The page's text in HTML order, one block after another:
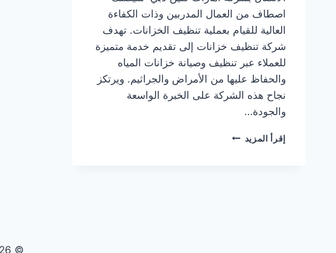
اصطاف من العمال المدربين وذات الكفاءة
العالية للقيام بعملية تنظيف الخزانات. تهدف
شركة تنظيف خزانات إلى تقديم خدمة متميزة
للعملاء عبر تنظيف وصيانة خزانات المياه
والحفاظ عليها من الأمراض والجراثيم. ويرتكز
نجاح هذه الشركة على الخبرة الواسعة
والجودة…
إقرأ المزيد شركة
© 2026 امارات كلين Desian By Tefagoo